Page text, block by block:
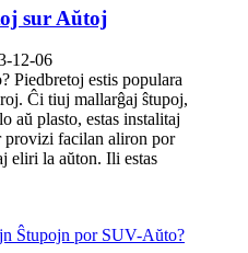
sur Aŭtoj
12-06
Piedbretoj estis populara
Ĉi tiuj mallarĝaj ŝtupoj,
aŭ plasto, estas instalitaj
provizi facilan aliron por
eliri la aŭton. Ili estas